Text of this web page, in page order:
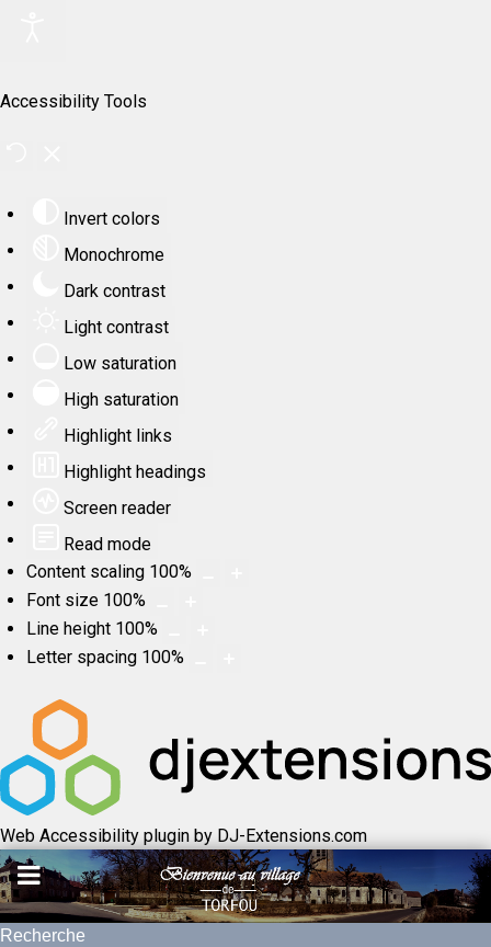
Accessibility Tools
Invert colors
Monochrome
Dark contrast
Light contrast
Low saturation
High saturation
Highlight links
Highlight headings
Screen reader
Read mode
Content scaling 100%
Font size 100%
Line height 100%
Letter spacing 100%
Web Accessibility plugin by DJ-Extensions.com
Recherche